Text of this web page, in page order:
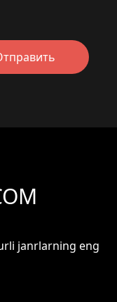
janrlarning eng